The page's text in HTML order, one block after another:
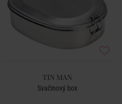
TIN MAN
Svačinový box